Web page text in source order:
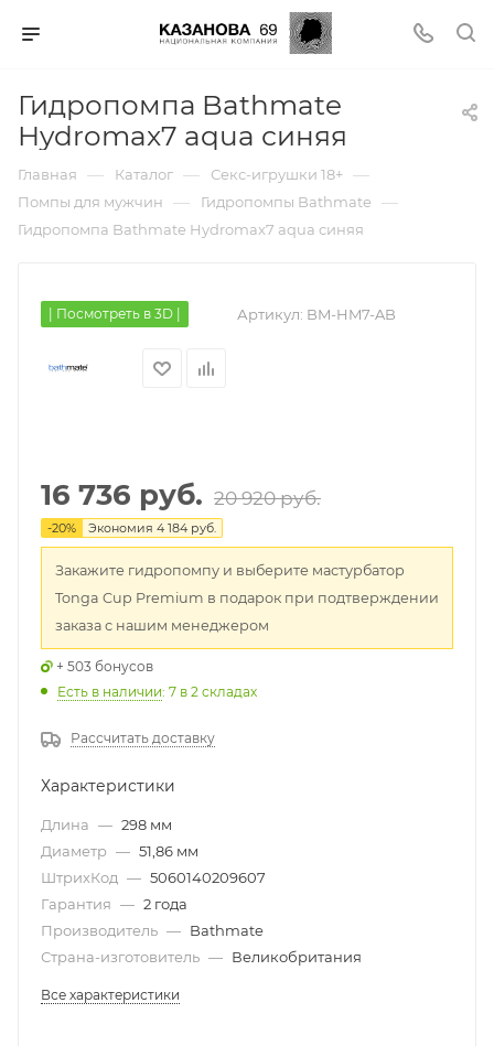
Гидропомпа Bathmate
Hydromax7 aqua синяя
Главная — Каталог — Секс-игрушки 18+ —
Помпы для мужчин — Гидропомпы Bathmate —
Гидропомпа Bathmate Hydromax7 aqua синяя
| Посмотреть в 3D | Артикул: BM-HM7-AB
16 736 руб. 20 920 руб.
-20% Экономия 4 184 руб.
Закажите гидропомпу и выберите мастурбатор
Tonga Cup Premium в подарок при подтверждении
заказа с нашим менеджером
+ 503 бонусов
Есть в наличии: 7 в 2 складах
Рассчитать доставку
Характеристики
Длина — 298 мм
Диаметр — 51,86 мм
ШтрихКод — 5060140209607
Гарантия — 2 года
Производитель — Bathmate
Страна-изготовитель — Великобритания
Все характеристики